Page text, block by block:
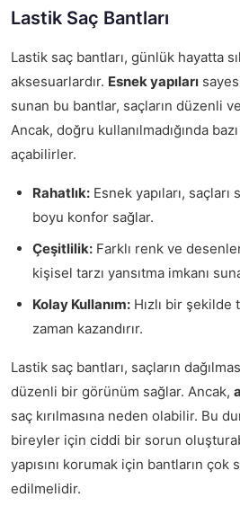
Lastik Saç Bantları
Lastik saç bantları, günlük hayatta
aksesuarlardır. Esnek yapıları
sunan bu bantlar, saçların düzenli
Ancak, doğru kullanılmadığında
açabilirler.
Rahatlık: Esnek yapıları,
boyu konfor sağlar.
Çeşitlilik: Farklı renk ve
kişisel tarzı yansıtma imkanı
Kolay Kullanım: Hızlı bir şekilde
zaman kazandırır.
Lastik saç bantları, saçların
düzenli bir görünüm sağlar. Ancak,
saç kırılmasına neden olabilir. Bu
bireyler için ciddi bir sorun
yapısını korumak için bantların çok
edilmelidir.